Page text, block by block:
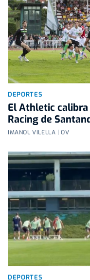
DEPORTES
El Athletic
Racing de
IMANOL VILELLA | OV
DEPORTES